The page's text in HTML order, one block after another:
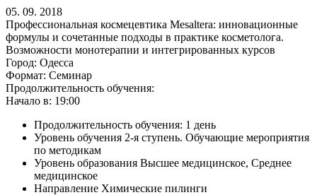
05. 09. 2018
Профессиональная космецевтика Mesaltera: инновационные
формулы и сочетанные подходы в практике косметолога.
Возможности монотерапии и интегрированных курсов
Город: Одесса
Формат: Семинар
Продолжительность обучения:
Начало в: 19:00
Продолжительность обучения: 1 день
Уровень обучения 2-я ступень. Обучающие мероприятия
по методикам
Уровень образования Высшее медицинское, Среднее
медицинское
Направление Химические пилинги